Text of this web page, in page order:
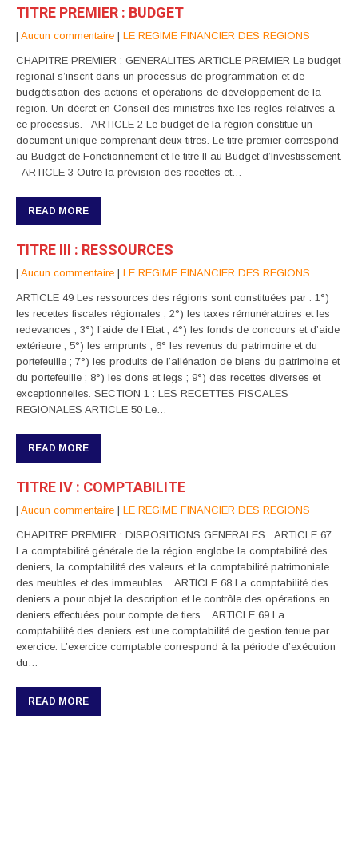
TITRE PREMIER : BUDGET
| Aucun commentaire | LE REGIME FINANCIER DES REGIONS
CHAPITRE PREMIER : GENERALITES ARTICLE PREMIER Le budget
régional s’inscrit dans un processus de programmation et de
budgétisation des actions et opérations de développement de la
région. Un décret en Conseil des ministres fixe les règles relatives à
ce processus. ARTICLE 2 Le budget de la région constitue un
document unique comprenant deux titres. Le titre premier correspond
au Budget de Fonctionnement et le titre Il au Budget d’Investissement.
ARTICLE 3 Outre la prévision des recettes et…
READ MORE
TITRE III : RESSOURCES
| Aucun commentaire | LE REGIME FINANCIER DES REGIONS
ARTICLE 49 Les ressources des régions sont constituées par : 1°)
les recettes fiscales régionales ; 2°) les taxes rémunératoires et les
redevances ; 3°) l’aide de l’Etat ; 4°) les fonds de concours et d’aide
extérieure ; 5°) les emprunts ; 6° les revenus du patrimoine et du
portefeuille ; 7°) les produits de l’aliénation de biens du patrimoine et
du portefeuille ; 8°) les dons et legs ; 9°) des recettes diverses et
exceptionnelles. SECTION 1 : LES RECETTES FISCALES
REGIONALES ARTICLE 50 Le…
READ MORE
TITRE IV : COMPTABILITE
| Aucun commentaire | LE REGIME FINANCIER DES REGIONS
CHAPITRE PREMIER : DISPOSITIONS GENERALES ARTICLE 67
La comptabilité générale de la région englobe la comptabilité des
deniers, la comptabilité des valeurs et la comptabilité patrimoniale
des meubles et des immeubles. ARTICLE 68 La comptabilité des
deniers a pour objet la description et le contrôle des opérations en
deniers effectuées pour compte de tiers. ARTICLE 69 La
comptabilité des deniers est une comptabilité de gestion tenue par
exercice. L’exercice comptable correspond à la période d’exécution
du…
READ MORE